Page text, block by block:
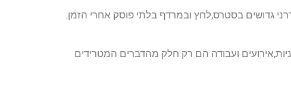
גדושים בסטרס,לחץ ובמרדף בלתי פוסק אחרי הזמן.
ועבודה הם רק חלק מהדברים המטרידים